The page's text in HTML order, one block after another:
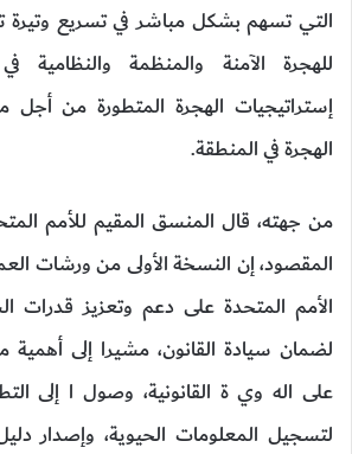
التي تسهم بشكل مباشر في تسريع وتيرة
للهجرة الآمنة والمنظمة والنظامية
إستراتيجيات الهجرة المتطورة من أجل
الهجرة في المنطقة.
من جهته، قال المنسق المقيم للأمم
المقصود، إن النسخة الأولى من ورشات
الأمم المتحدة على دعم وتعزيز قدرات
لضمان سيادة القانون، مشيرا إلى أهمية
على اله وي ة القانونية، وصول ا إلى
لتسجيل المعلومات الحيوية، وإصدار